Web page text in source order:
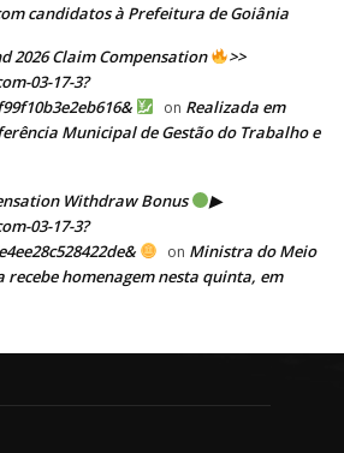
candidatos à Prefeitura de Goiânia
2026 Claim Compensation
>>
03-17-3?
on Realizada em
Municipal de Gestão do Trabalho e
Withdraw Bonus
▶
03-17-3?
on Ministra do Meio
homenagem nesta quinta, em